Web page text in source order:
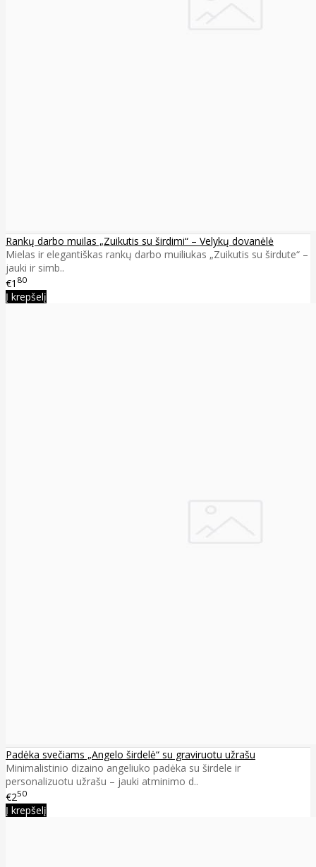
Rankų darbo muilas „Zuikutis su širdimi“ – Velykų dovanėlė
Mielas ir elegantiškas rankų darbo muiliukas „Zuikutis su širdute“ –
jauki ir simb..
€1 80
Į krepšelį
Padėka svečiams „Angelo širdelė“ su graviruotu užrašu
Minimalistinio dizaino angeliuko padėka su širdele ir
personalizuotu užrašu – jauki atminimo d..
€250
Į krepšelį